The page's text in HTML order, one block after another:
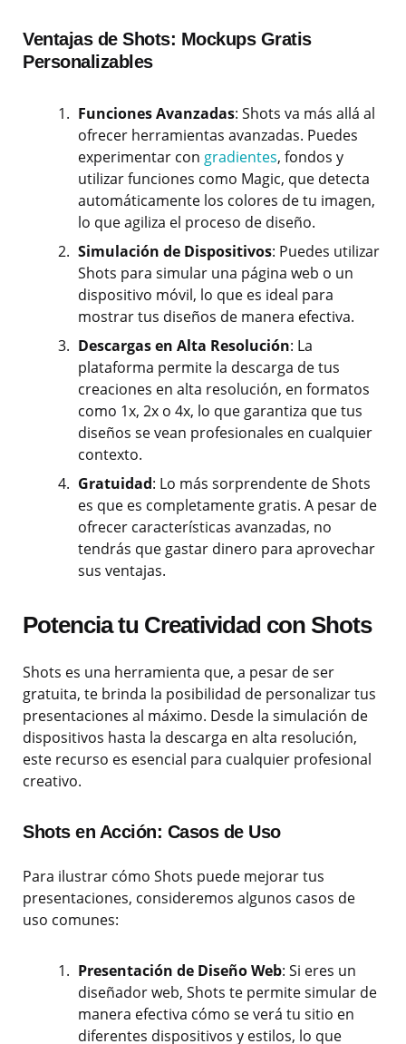
Ventajas de Shots: Mockups Gratis
Personalizables
Funciones Avanzadas: Shots va más allá al
ofrecer herramientas avanzadas. Puedes
experimentar con gradientes, fondos y
utilizar funciones como Magic, que detecta
automáticamente los colores de tu imagen,
lo que agiliza el proceso de diseño.
Simulación de Dispositivos: Puedes utilizar
Shots para simular una página web o un
dispositivo móvil, lo que es ideal para
mostrar tus diseños de manera efectiva.
Descargas en Alta Resolución: La
plataforma permite la descarga de tus
creaciones en alta resolución, en formatos
como 1x, 2x o 4x, lo que garantiza que tus
diseños se vean profesionales en cualquier
contexto.
Gratuidad: Lo más sorprendente de Shots
es que es completamente gratis. A pesar de
ofrecer características avanzadas, no
tendrás que gastar dinero para aprovechar
sus ventajas.
Potencia tu Creatividad con Shots
Shots es una herramienta que, a pesar de ser
gratuita, te brinda la posibilidad de personalizar tus
presentaciones al máximo. Desde la simulación de
dispositivos hasta la descarga en alta resolución,
este recurso es esencial para cualquier profesional
creativo.
Shots en Acción: Casos de Uso
Para ilustrar cómo Shots puede mejorar tus
presentaciones, consideremos algunos casos de
uso comunes:
Presentación de Diseño Web: Si eres un
diseñador web, Shots te permite simular de
manera efectiva cómo se verá tu sitio en
diferentes dispositivos y estilos, lo que